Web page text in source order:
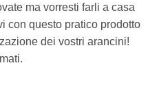
ma vorresti farli a casa
con questo pratico prodotto
dei vostri arancini!